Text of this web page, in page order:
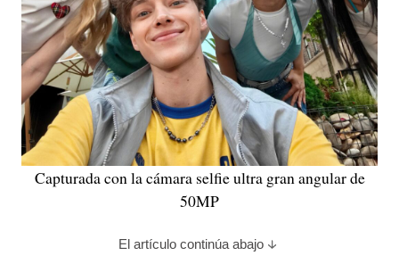
Capturada con la cámara selfie ultra gran angular de
50MP
El artículo continúa abajo